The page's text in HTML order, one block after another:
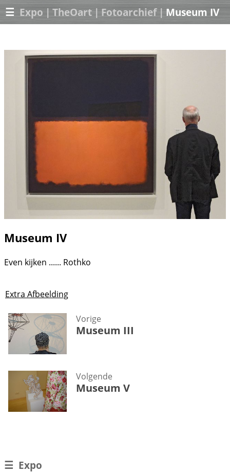
☰ Expo | TheOart | Fotoarchief | Museum IV
Museum IV
Even kijken ...... Rothko
Extra Afbeelding
Vorige
Museum III
Volgende
Museum V
☰ Expo